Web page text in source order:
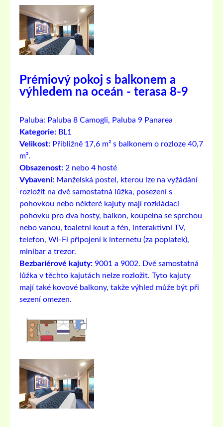
Prémiový pokoj s balkonem a
výhledem na oceán - terasa 8-9
Paluba: Paluba 8 Camogli, Paluba 9 Panarea
Kategorie: BL1
Velikost: Přibližně 17,6 m² s balkonem o rozloze 40,7
m².
Obsazenost: 2 nebo 4 hosté
Vybavení: Manželská postel, kterou lze na vyžádání
rozložit na dvě samostatná lůžka, posezení s
pohovkou nebo některé kajuty mají rozkládací
pohovku pro dva hosty, balkon, koupelna se sprchou
nebo vanou, toaletní kout a fén, interaktivní TV,
telefon, Wi-Fi připojení k internetu (za poplatek),
minibar a trezor.
Bezbariérové ​​kajuty: 9001 a 9002. Dvě samostatná
lůžka v těchto kajutách nelze rozložit. Tyto kajuty
mají také kovové balkony, takže výhled může být při
sezení omezen.